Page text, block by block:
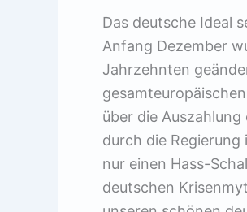
Das deutsche Ideal
Anfang Dezember
Jahrzehnten
über die
durch die
nur einen Hass-
deutschen